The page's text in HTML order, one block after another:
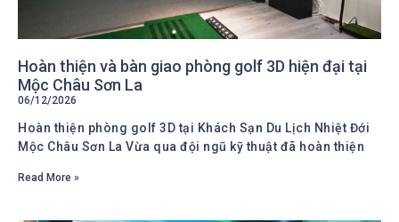
Hoàn thiện và bàn giao phòng golf 3D hiện đại tại
Mộc Châu Sơn La
06/12/2026
Hoàn thiện phòng golf 3D tại Khách Sạn Du Lịch Nhiệt Đới
Mộc Châu Sơn La Vừa qua đội ngũ kỹ thuật đã hoàn thiện
Read More »